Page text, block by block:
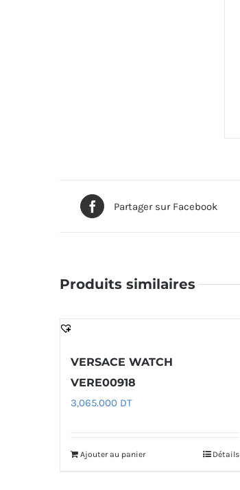
Partager sur Facebook
Produits similaires
VERSACE WATCH
VERE00918
3,065.000 DT
Ajouter au panier Détails